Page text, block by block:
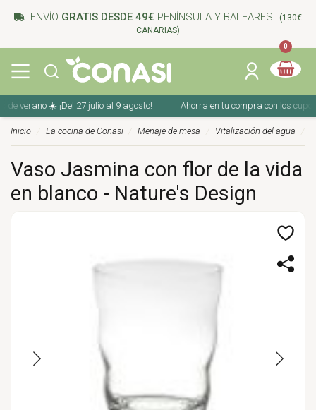
ENVÍO GRATIS DESDE 49€ PENÍNSULA Y BALEARES
(130€
CANARIAS)
0
verano ☀️ ¡Del 27 julio al 9 agosto! Ahorra en tu compra con los
Inicio La cocina de Conasi Menaje de mesa Vitalización del agua
Vaso Jasmina con flor de la vida
en blanco - Nature's Design